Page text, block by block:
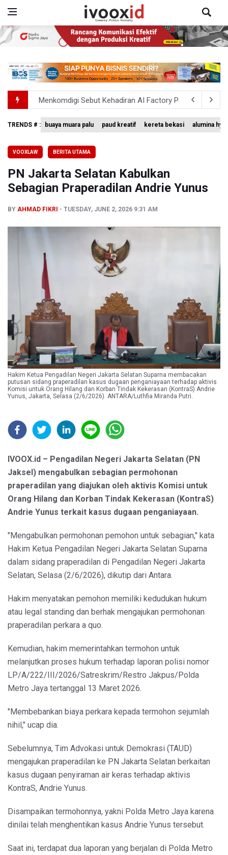
Menkomdigi Sebut Kehadiran AI Factory Perkuat Posisi
Perumnas Bangun Hunian Bersubsidi dengan Konsep
Pemerintah Matangkan Rencana Pembaruan Buku Ajar
Pendakian Gunung Gede Pangrango Ditutup karena
TRENDS # : buaya muara palu paud kreatif kereta bekasi alumina
VOOXLAW BERITA UTAMA
PN Jakarta Selatan Kabulkan
Sebagian Praperadilan Andrie Yunus
BY AHMAD FIKRI TUESDAY, JUNE 2, 2026 9:31 AM
Hakim Ketua Pengadilan Negeri Jakarta Selatan Suparna membacakan
putusan sidang praperadilan kasus dugaan penganiayaan terhadap aktivis
Komisi untuk Orang Hilang dan Korban Tindak Kekerasan (KontraS) Andrie
Yunus, Jakarta, Selasa (2/6/2026). ANTARA/Luthfia Miranda Putri.
IVOOX.id – Pengadilan Negeri Jakarta Selatan (PN
Jaksel) mengabulkan sebagian permohonan
praperadilan yang diajukan oleh aktivis Komisi untuk
Orang Hilang dan Korban Tindak Kekerasan (KontraS)
Andrie Yunus terkait kasus dugaan penganiayaan.
"Mengabulkan permohonan pemohon untuk sebagian," kata
Hakim Ketua Pengadilan Negeri Jakarta Selatan Suparna
dalam sidang praperadilan di Pengadilan Negeri Jakarta
Selatan, Selasa (2/6/2026), dikutip dari Antara.
Hakim menyatakan pemohon memiliki kedudukan hukum
atau legal standing dan berhak mengajukan permohonan
praperadilan perkara a quo.
Kemudian, hakim memerintahkan termohon untuk
melanjutkan proses hukum terhadap laporan polisi nomor
LP/A/222/III/2026/Satreskrim/Restro Jakpus/Polda
Metro Jaya tertanggal 13 Maret 2026.
"Membebankan biaya perkara kepada termohon sejumlah
nihil," ucap dia.
Sebelumnya, Tim Advokasi untuk Demokrasi (TAUD)
mengajukan praperadilan ke PN Jakarta Selatan berkaitan
kasus dugaan penyiraman air keras terhadap aktivis
KontraS, Andrie Yunus.
Disampaikan termohonnya, yakni Polda Metro Jaya karena
dinilai telah menghentikan kasus Andrie Yunus tersebut.
Saat ini, terdapat dua laporan yang berjalan di Polda Metro